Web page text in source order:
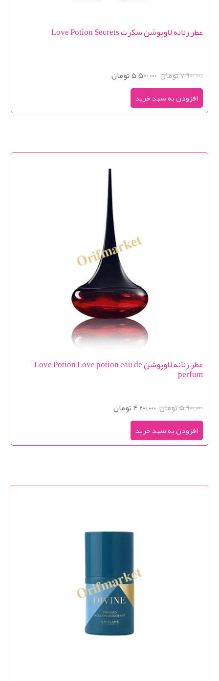
عطر زنانه لاوپوشن سکرت Love Potion Secrets
7,900,000 تومان 5,500,000 تومان
عطر زنانه لاوپوشن Love Potion Love potion eau de
perfum
5,900,000 تومان 4,200,000 تومان